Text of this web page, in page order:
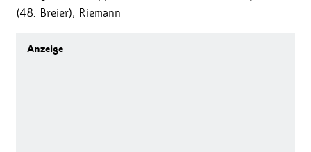
(48. Breier), Riemann